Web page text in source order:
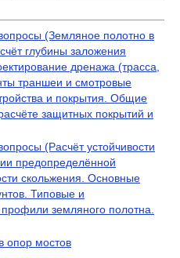
(Земляное полотно в
глубины заложения
дренажа (трасса,
траншеи и смотровые
и покрытия. Общие
защитных покрытий и
(Расчёт устойчивости
предопределённой
скольжения. Основные
Типовые и
земляного полотна.
опор мостов